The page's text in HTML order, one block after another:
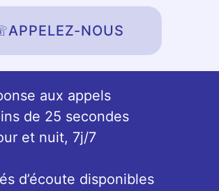
APPELEZ-NOUS
aux appels
de 25 secondes
et nuit, 7j/7
d’écoute disponibles